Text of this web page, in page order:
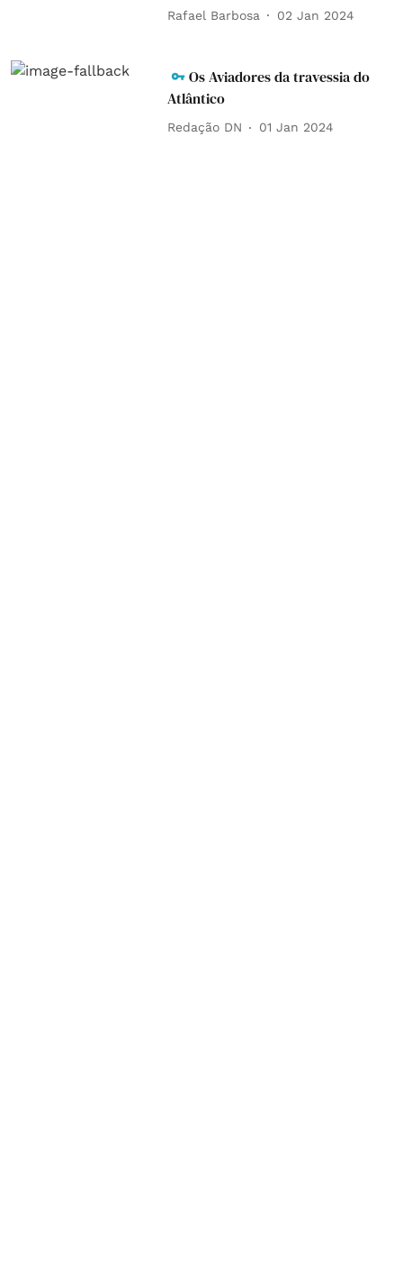
Rafael Barbosa 02 Jan 2024
Os Aviadores da travessia do
Atlântico
Redação DN 01 Jan 2024